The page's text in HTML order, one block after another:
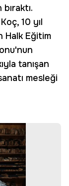
10 yıl
Halk Eğitim
tanışan
mesleği